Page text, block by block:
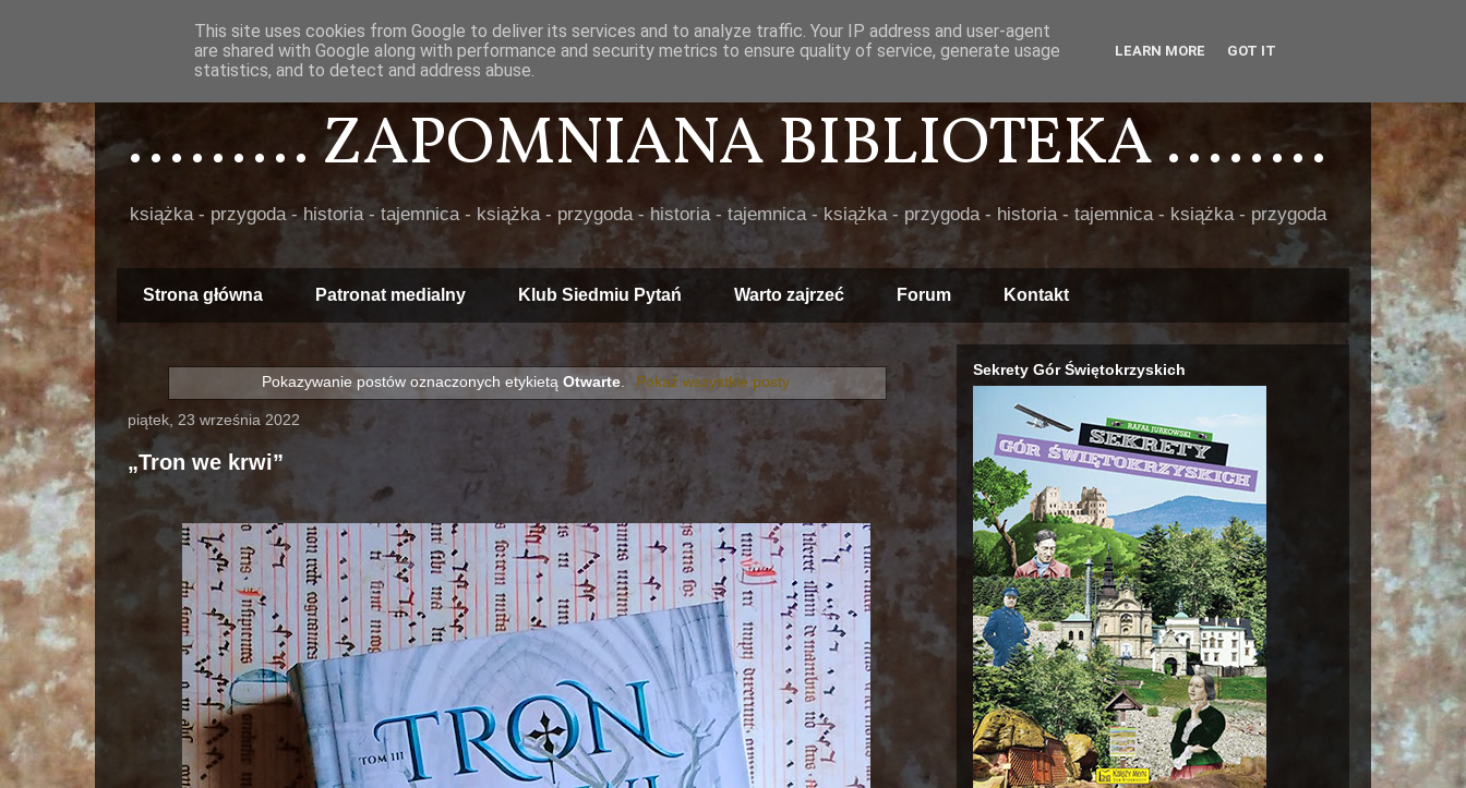
......... ZAPOMNIANA BIBLIOTEKA ........
książka - przygoda - historia - tajemnica - książka - przygoda - historia - tajemnica - książka - przygoda - historia - tajemnica - książka - przygoda
Strona główna Patronat medialny Klub Siedmiu Pytań Warto zajrzeć Forum Kontakt
Pokazywanie postów oznaczonych etykietąOtwarte. Pokaż wszystkie posty
piątek, 23 września 2022
„Tron we krwi”
Sekrety Gór Świętokrzyskich
This site uses cookies from Google to deliver its services and to analyze traffic. Your IP address and user-agent
are shared with Google along with performance and security metrics to ensure quality of service, generate usage
statistics, and to detect and address abuse.
LEARN MORE GOT IT